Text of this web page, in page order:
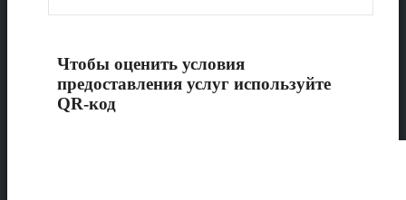
Чтобы оценить условия
предоставления услуг используйте
QR-код